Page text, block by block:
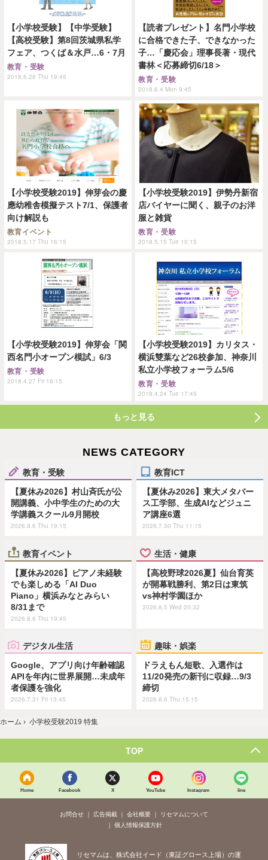
【小学校受験】【中学受験】
【高校受験】第8回茨城県私学
フェア、つくば＆水戸…6・7月
教育・受験
2018.6.28 Thu 19:45
【読者プレゼント】名門小学校
に合格できた子、できなかった
子…「慶応会」理事長著・現代
書林＜応募締切6/18＞
教育・受験
2018.6.4 Mon 9:45
【小学校受験2019】伸芽会の慶
應幼稚舎模擬テスト7/1、保護者
向け解説も
教育イベント
2018.5.17 Thu 16:15
【小学校受験2019】伊勢丹新宿
店バイヤーに聞く、親子のお洋
服と雑貨
教育・受験
2018.5.15 Tue 10:15
【小学校受験2019】伸芽会「関
西名門小オープン模試」6/3
教育・受験
2018.4.27 Fri 16:15
【小学校受験2019】カリタス・
横浜雙葉など26校参加、神奈川
私立小学校フォーラム5/6
教育・受験
2018.4.24 Tue 17:45
もっと見る
NEWS CATEGORY
教育・受験
【夏休み2026】村山斉氏が公
開講義、小中学生のための大
学講義スクール9月開校
2026.8.6 Thu 19:15
教育ICT
【夏休み2026】東大メタバー
ス工学部、生成AIなどジュニ
ア講座6選
2026.7.30 Thu 11:15
教育イベント
【夏休み2026】ピアノ未経験
でも楽しめる「AI Duo
Piano」横浜みなとみらい
8/31まで
2026.8.6 Thu 19:45
生活・健康
【高校野球2026夏】仙台育英
が開幕戦勝利、第2日は東筑
vs神村学園ほか
2026.8.5 Wed 20:32
デジタル生活
Google、アプリ向け年齢確認
APIを年内に世界展開…未成年
者保護を強化
2026.7.31 Fri 13:45
趣味・娯楽
ドラえもん短歌、入選作は
11/20発売の新刊に収録…9/3
締切
2026.8.6 Thu 15:15
ホーム › 小学校受験2019 特集
TOP
Home Facebook X YouTube Instagram line
お問合せ 広告掲載 会社概要
リセマムについて
個人情報保護方針
リセマムは、株式会社イード（東証グロース上場）の運